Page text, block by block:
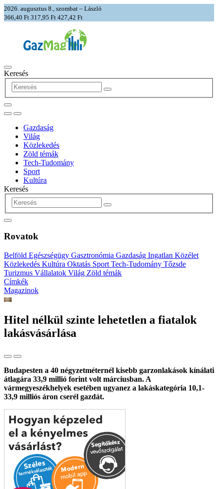
2026. augusztus 8., szombat – László
366,40 Ft 317,95 Ft 427,42 Ft
Keresés
Gazdaság
Világ
Közlekedés
Zöld témák
Tech-Tudomány
Sport
Kultúra
Keresés
Rovatok
Belföld Egészségügy Gasztronómia Gazdaság Ingatlan Közélet
Közlekedés Kultúra Oktatás Sport Tech-Tudomány Tőzsde
Turizmus Vállalatok Világ Zöld témák
Címkék
Magazinok
Hitel nélkül szinte lehetetlen a fiatalok
lakásvásárlása
Budapesten a 40 négyzetméternél kisebb garzonlakások kínálati
átlagára 33,9 millió forint volt márciusban. A
vármegyeszékhelyek esetében ugyanez a lakáskategória 10,1-
33,9 milliós áron cserél gazdát.